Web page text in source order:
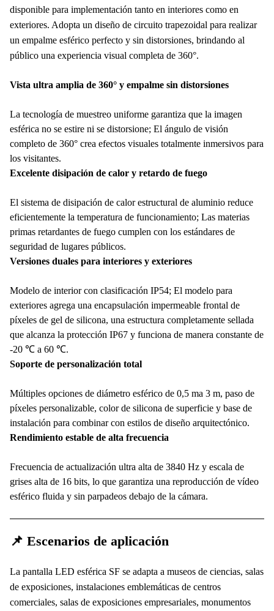
disponible para implementación tanto en interiores como en
exteriores. Adopta un diseño de circuito trapezoidal para realizar
un empalme esférico perfecto y sin distorsiones, brindando al
público una experiencia visual completa de 360°.
Vista ultra amplia de 360° y empalme sin distorsiones
La tecnología de muestreo uniforme garantiza que la imagen
esférica no se estire ni se distorsione; El ángulo de visión
completo de 360° crea efectos visuales totalmente inmersivos para
los visitantes.
Excelente disipación de calor y retardo de fuego
El sistema de disipación de calor estructural de aluminio reduce
eficientemente la temperatura de funcionamiento; Las materias
primas retardantes de fuego cumplen con los estándares de
seguridad de lugares públicos.
Versiones duales para interiores y exteriores
Modelo de interior con clasificación IP54; El modelo para
exteriores agrega una encapsulación impermeable frontal de
píxeles de gel de silicona, una estructura completamente sellada
que alcanza la protección IP67 y funciona de manera constante de
-20 ℃ a 60 ℃.
Soporte de personalización total
Múltiples opciones de diámetro esférico de 0,5 ma 3 m, paso de
píxeles personalizable, color de silicona de superficie y base de
instalación para combinar con estilos de diseño arquitectónico.
Rendimiento estable de alta frecuencia
Frecuencia de actualización ultra alta de 3840 Hz y escala de
grises alta de 16 bits, lo que garantiza una reproducción de vídeo
esférico fluida y sin parpadeos debajo de la cámara.
📌 Escenarios de aplicación
La pantalla LED esférica SF se adapta a museos de ciencias, salas
de exposiciones, instalaciones emblemáticas de centros
comerciales, salas de exposiciones empresariales, monumentos